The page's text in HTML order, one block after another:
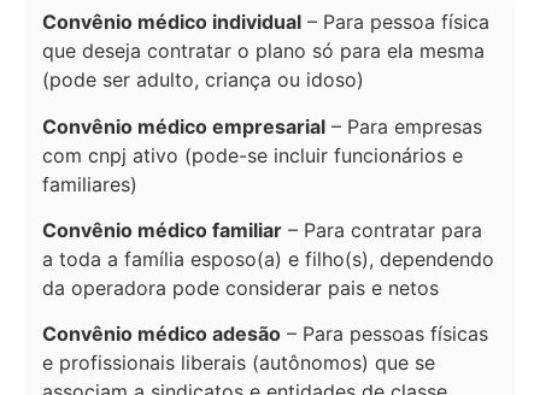
Convênio médico individual – Para pessoa física
que deseja contratar o plano só para ela mesma
(pode ser adulto, criança ou idoso)
Convênio médico empresarial – Para empresas
com cnpj ativo (pode-se incluir funcionários e
familiares)
Convênio médico familiar – Para contratar para
a toda a família esposo(a) e filho(s), dependendo
da operadora pode considerar pais e netos
Convênio médico adesão – Para pessoas físicas
e profissionais liberais (autônomos) que se